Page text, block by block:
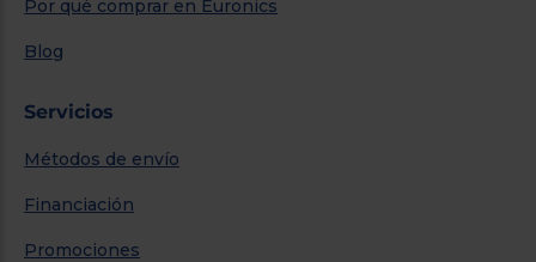
Por qué comprar en Euronics
Blog
Servicios
Métodos de envío
Financiación
Promociones